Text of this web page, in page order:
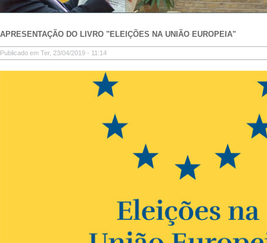
APRESENTAÇÃO DO LIVRO "ELEIÇÕES NA UNIÃO EUROPEIA"
Publicado em Ter, 23/04/2019 - 11:14